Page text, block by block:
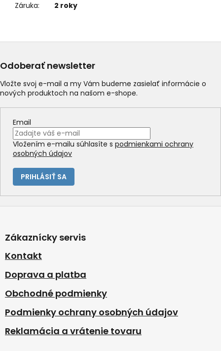
Záruka: 2 roky
Odoberať newsletter
Vložte svoj e-mail a my Vám budeme zasielať informácie o
nových produktoch na našom e-shope.
Email
Vložením e-mailu súhlasíte s podmienkami ochrany
osobných údajov
PRIHLÁSIŤ SA
p
ä
e
Zákaznícky servis
Kontakt
Doprava a platba
Obchodné podmienky
Podmienky ochrany osobných údajov
Reklamácia a vrátenie tovaru